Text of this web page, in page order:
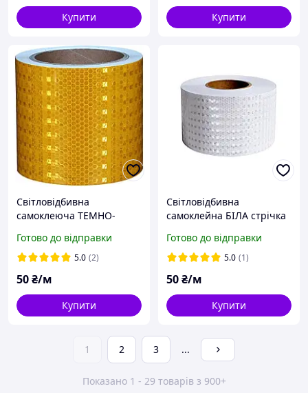
Купити Купити
Світловідбивна
самоклеюча ТЕМНО-
Готово до відправки
5.0 (2)
50₴/м
Купити
Світловідбивна
самоклейна БІЛА стрічка
Готово до відправки
5.0 (1)
50₴/м
Купити
1 2 3 ...
Показано 1 - 29 товарів з 900+